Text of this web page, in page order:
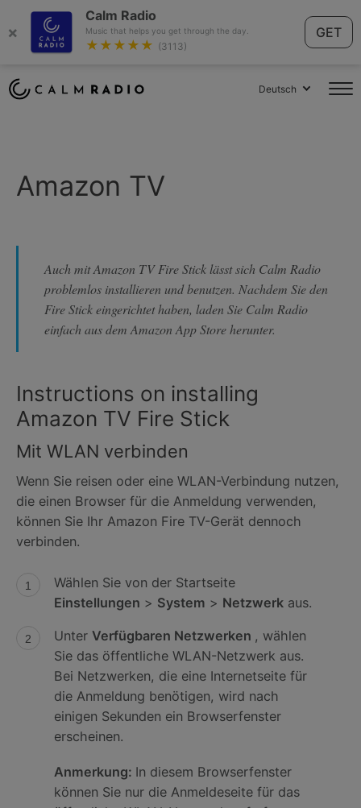
×
Calm Radio
Music that helps you get through the day.
★★★★★ (3113)
GET
Deutsch
Amazon TV
Auch mit Amazon TV Fire Stick lässt sich Calm Radio
problemlos installieren und benutzen. Nachdem Sie den
Fire Stick eingerichtet haben, laden Sie Calm Radio
einfach aus dem Amazon App Store herunter.
Instructions on installing
Amazon TV Fire Stick
Mit WLAN verbinden
Wenn Sie reisen oder eine WLAN-Verbindung nutzen,
die einen Browser für die Anmeldung verwenden,
können Sie Ihr Amazon Fire TV-Gerät dennoch
verbinden.
Wählen Sie von der Startseite
Einstellungen > System > Netzwerkaus.
Unter Verfügbaren Netzwerken , wählen
Sie das öffentliche WLAN-Netzwerk aus.
Bei Netzwerken, die eine Internetseite für
die Anmeldung benötigen, wird nach
einigen Sekunden ein Browserfenster
erscheinen.
Anmerkung: In diesem Browserfenster
können Sie nur die Anmeldeseite für das